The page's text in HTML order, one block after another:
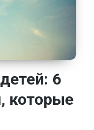
6
которые